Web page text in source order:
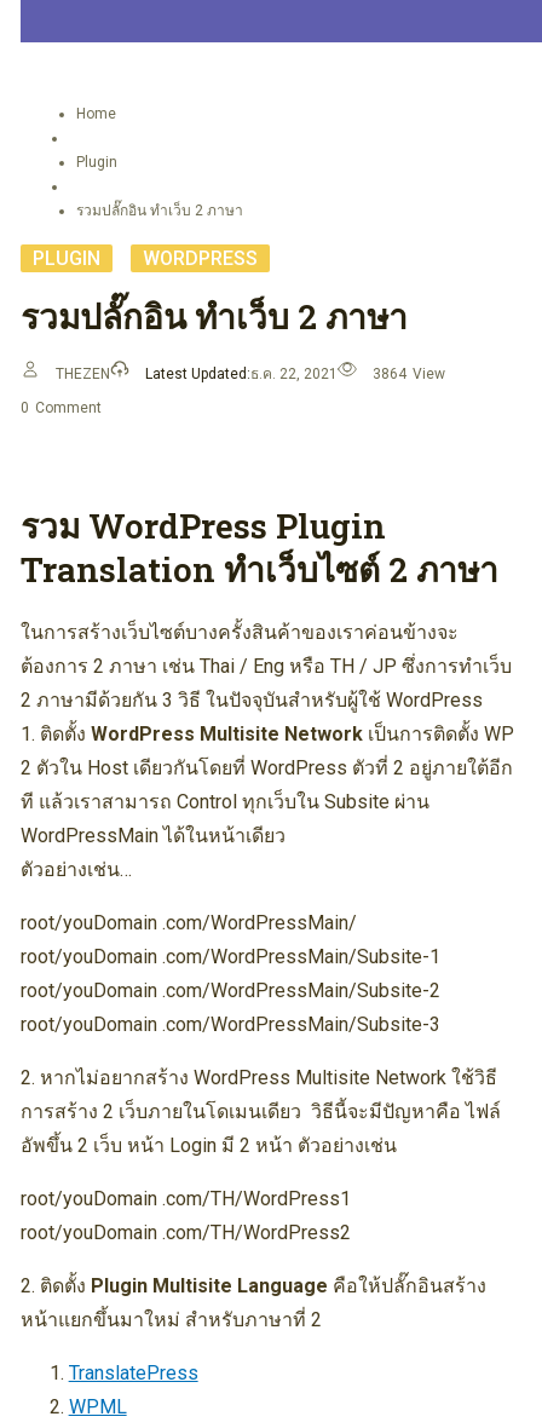
Home
Plugin
รวมปลั๊กอิน ทำเว็บ 2 ภาษา
PLUGIN WORDPRESS
รวมปลั๊กอิน ทำเว็บ 2 ภาษา
THEZEN Latest Updated:ธ.ค. 22, 2021 3864 View
0 Comment
รวม WordPress Plugin
Translation ทำเว็บไซต์ 2 ภาษา
ในการสร้างเว็บไซต์บางครั้งสินค้าของเราค่อนข้างจะ
ต้องการ 2 ภาษา เช่น Thai / Eng หรือ TH / JP ซึ่งการทำเว็บ
2 ภาษามีด้วยกัน 3 วิธี ในปัจจุบันสำหรับผู้ใช้ WordPress
1. ติดตั้ง WordPress Multisite Networkเป็นการติดตั้ง WP
2 ตัวใน Host เดียวกันโดยที่ WordPress ตัวที่ 2 อยู่ภายใต้อีก
ที แล้วเราสามารถ Control ทุกเว็บใน Subsite ผ่าน
WordPressMain ได้ในหน้าเดียว
ตัวอย่างเช่น…
root/youDomain .com/WordPressMain/
root/youDomain .com/WordPressMain/Subsite-1
root/youDomain .com/WordPressMain/Subsite-2
root/youDomain .com/WordPressMain/Subsite-3
2. หากไม่อยากสร้าง WordPress Multisite Network ใช้วิธี
การสร้าง 2 เว็บภายในโดเมนเดียว วิธีนี้จะมีปัญหาคือ ไฟล์
อัพขึ้น 2 เว็บ หน้า Login มี 2 หน้า ตัวอย่างเช่น
root/youDomain .com/TH/WordPress1
root/youDomain .com/TH/WordPress2
2. ติดตั้ง Plugin Multisite Language คือให้ปลั๊กอินสร้าง
หน้าแยกขึ้นมาใหม่ สำหรับภาษาที่ 2
TranslatePress
WPML